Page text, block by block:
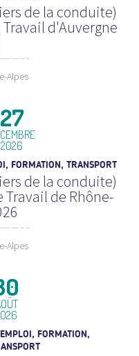
de la conduite)
d'Auvergne
Alpes
27
2026
FORMATION, TRANSPORT
de la conduite)
Travail de Rhône-
Alpes
FORMATION,